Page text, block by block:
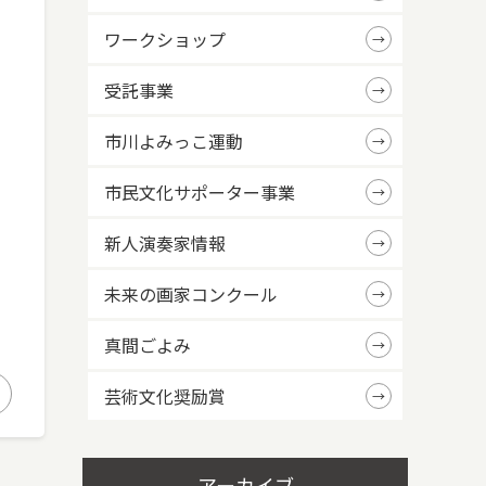
ワークショップ
受託事業
市川よみっこ運動
市民文化サポーター事業
新人演奏家情報
未来の画家コンクール
真間ごよみ
芸術文化奨励賞